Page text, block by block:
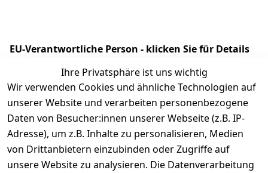
EU-Verantwortliche Person - klicken Sie für Details
Ihre Privatsphäre ist uns wichtig
Wir verwenden Cookies und ähnliche Technologien auf
unserer Website und verarbeiten personenbezogene
Daten von Besucher:innen unserer Webseite (z.B. IP-
Adresse), um z.B. Inhalte zu personalisieren, Medien
von Drittanbietern einzubinden oder Zugriffe auf
unsere Website zu analysieren. Die Datenverarbeitung